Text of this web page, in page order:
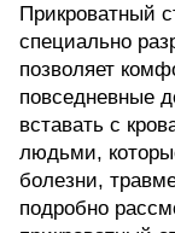
Прикроватный
специально
позволяет
повседневные
вставать с
людьми,
болезни,
подробно